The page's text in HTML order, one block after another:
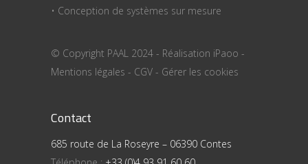
• Conception de systèmes sur mesure
© Copyright PAAL 2024 - Réalisation iPaoo -
Mentions légales - CGV - Gérer les cookies
Contact
685 route de La Roseyre – 06390 Contes